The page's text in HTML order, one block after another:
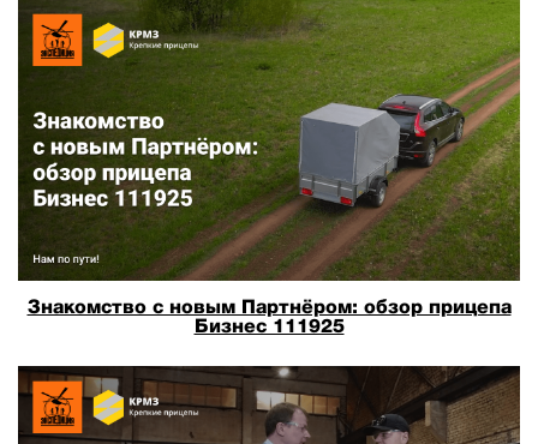
Знакомство с новым Партнёром: обзор прицепа
Бизнес 111925